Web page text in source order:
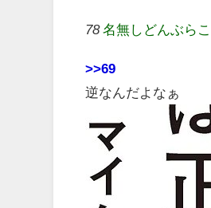
78 名無しどんぶらこ
>>69
逆なんだよなぁ